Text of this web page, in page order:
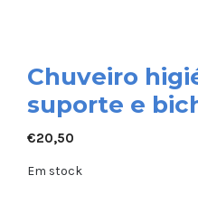
Chuveiro
suporte e
€20,50
Em stock